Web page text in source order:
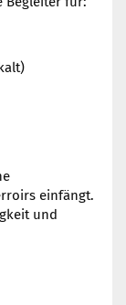
einfängt.
und